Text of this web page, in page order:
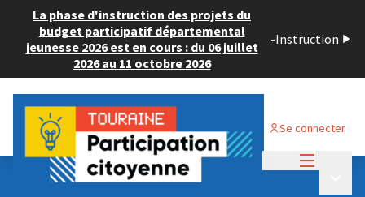
La phase d'instruction des projets du
budget participatif départemental
jeunesse 2026 est en cours : du 06 juillet
2026 au 11 octobre 2026
-Instruction
Se connecter
Budget Participatif ADULTE 2024
💡 Déposer un projet